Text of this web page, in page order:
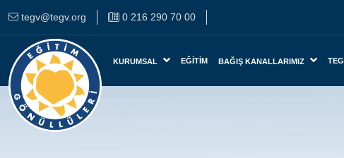
tegv@tegv.org 0 216 290 70 00
KURUMSAL EĞITIM BAĞIŞ KANALLARIMIZ